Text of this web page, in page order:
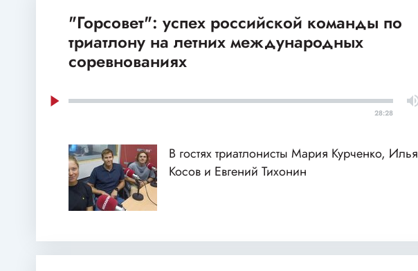
"Горсовет": успех российской команды по
триатлону на летних международных
соревнованиях
28:28
В гостях триатлонисты Мария Курченко, Илья
Косов и Евгений Тихонин